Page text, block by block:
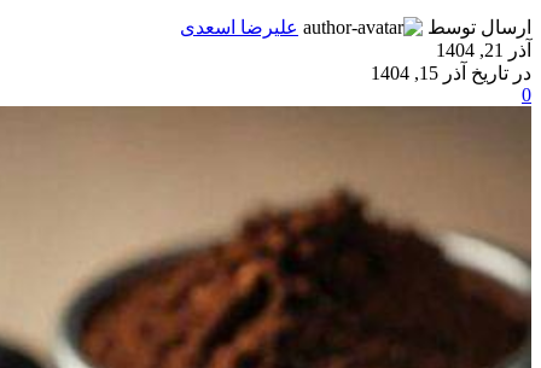
ارسال توسط
علیرضا اسعدی
آذر 21, 1404
در تاریخ آذر 15, 1404
0